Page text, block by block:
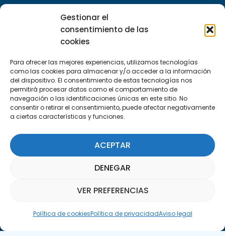
Gestionar el
consentimiento de las
cookies
Para ofrecer las mejores experiencias, utilizamos tecnologías
como las cookies para almacenar y/o acceder a la información
del dispositivo. El consentimiento de estas tecnologías nos
permitirá procesar datos como el comportamiento de
navegación o las identificaciones únicas en este sitio. No
consentir o retirar el consentimiento, puede afectar negativamente
a ciertas características y funciones.
ACEPTAR
DENEGAR
VER PREFERENCIAS
Política de cookiesPolítica de privacidadAviso legal
Encuéntranos
C/Marie Curie, 35
29590 Campanillas, Málaga
Suscríbete a nuestra Newsletter
SUSCRÍBETE AQUÍ